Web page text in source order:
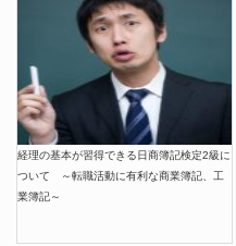
経理の基本が習得できる日商簿記検定2級に
ついて ～転職活動に有利な商業簿記、工
業簿記～